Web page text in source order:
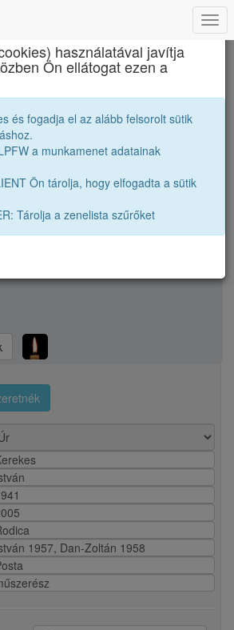
Kollégium
Kerekes István
1957, Dan-Zoltán 1958
használatával javítja
Ön ellátogat ezen a
és fogadja el az alább felsorolt sütik
a munkamenet adatainak
Ön tárolja, hogy elfogadta a sütik
Tárolja a zenelista szűrőket